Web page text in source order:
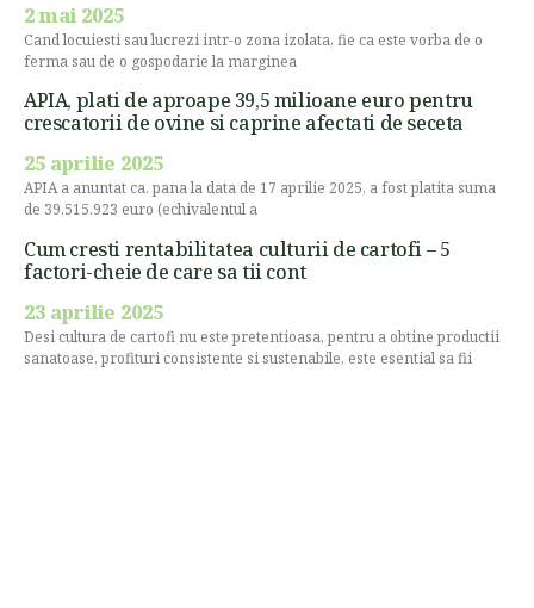
2 mai 2025
Cand locuiesti sau lucrezi intr-o zona izolata, fie ca este vorba de o
ferma sau de o gospodarie la marginea
APIA, plati de aproape 39,5 milioane euro pentru
crescatorii de ovine si caprine afectati de seceta
25 aprilie 2025
APIA a anuntat ca, pana la data de 17 aprilie 2025, a fost platita suma
de 39.515.923 euro (echivalentul a
Cum cresti rentabilitatea culturii de cartofi – 5
factori-cheie de care sa tii cont
23 aprilie 2025
Desi cultura de cartofi nu este pretentioasa, pentru a obtine productii
sanatoase, profituri consistente si sustenabile, este esential sa fii